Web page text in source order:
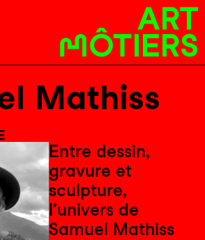
Mathiss
Entre dessin,
gravure et
sculpture,
l’univers de
Samuel Mathiss